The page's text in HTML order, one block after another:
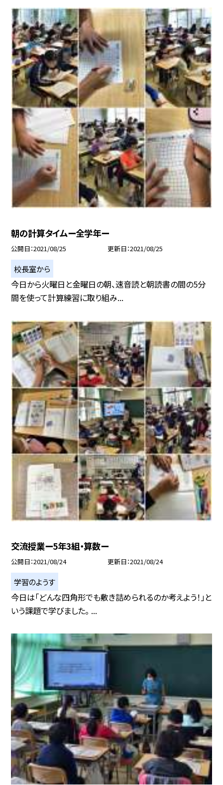
朝の計算タイムー全学年ー
公開日 2021/08/25 更新日 2021/08/25
校長室から
今日から火曜日と金曜日の朝、速音読と朝読書の間の5分
間を使って計算練習に取り組み...
交流授業ー5年3組・算数ー
公開日 2021/08/24 更新日 2021/08/24
学習のようす
今日は「どんな四角形でも敷き詰められるのか考えよう！」と
いう課題で学びました。 ...